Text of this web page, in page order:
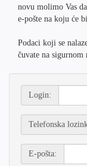
novu molimo Vas
e-pošte na koju će
Podaci koji se
čuvate na
Login:
Telefonska
E-pošta: